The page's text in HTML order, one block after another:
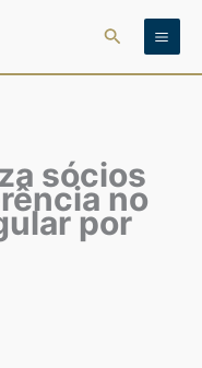
Pesquisar
sócios
no
por